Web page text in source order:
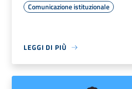
Comunicazione istituzionale
LEGGI DI PIÙ